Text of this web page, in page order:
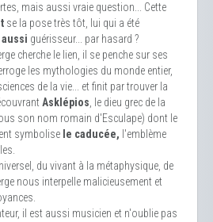
mais aussi vraie question... Cette
se la pose très tôt, lui qui a été
aussi guérisseur... par hasard ?
cherche le lien, il se penche sur ses
les mythologies du monde entier,
de la vie... et finit par trouver la
Asklépios, le dieu grec de la
son nom romain d'Esculape) dont le
symbolise le caducée, l'emblème
du vivant à la métaphysique, de
nous interpelle malicieusement et
il est aussi musicien et n'oublie pas